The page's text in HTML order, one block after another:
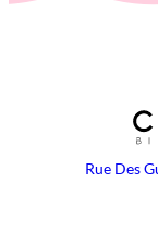
Rue Des